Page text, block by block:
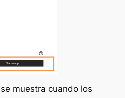
muestra cuando los